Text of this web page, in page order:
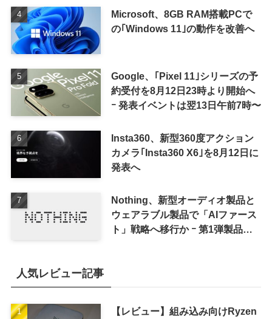
Microsoft、8GB RAM搭載PCで
の｢Windows 11｣の動作を改善へ
Google、｢Pixel 11｣シリーズの予
約受付を8月12日23時より開始へ
ｰ 発表イベントは翌13日午前7時〜
Insta360、新型360度アクション
カメラ｢Insta360 X6｣を8月12日に
発表へ
Nothing、新型オーディオ製品と
ウェアラブル製品で「AIファース
ト」戦略へ移行か ｰ 第1弾製品は
人気レビュー記事
【レビュー】組み込み向けRyzen